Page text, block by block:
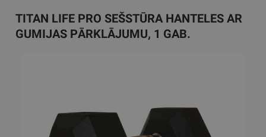
TITAN LIFE PRO SEŠSTŪRA HANTELES AR
GUMIJAS PĀRKLĀJUMU, 1 GAB.